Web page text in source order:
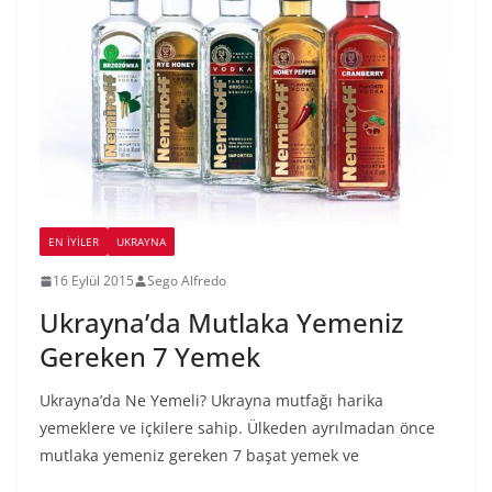
EN İYILER UKRAYNA
16 Eylül 2015 Sego Alfredo
Ukrayna’da Mutlaka Yemeniz
Gereken 7 Yemek
Ukrayna’da Ne Yemeli? Ukrayna mutfağı harika
yemeklere ve içkilere sahip. Ülkeden ayrılmadan önce
mutlaka yemeniz gereken 7 başat yemek ve